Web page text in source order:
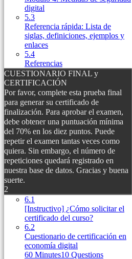
digital
5.3
Referencia rápida: Lista de
siglas, definiciones, ejemplos y
enlaces
5.4
Referencias
CUESTIONARIO FINAL y
CERTIFICACIÓN
Por favor, complete esta prueba final
para generar su certificado de
finalización. Para aprobar el examen,
debe obtener una puntuación mínima
del 70% en los diez puntos. Puede
repetir el examen tantas veces como
quiera. Sin embargo, el número de
repeticiones quedará registrado en
nuestra base de datos. Gracias y buena
suerte.
2
6.1
[Instructivo] ¿Cómo solicitar el
certificado del curso?
6.2
Cuestionario de certificación en
economía digital
60 Minutes10 Questions